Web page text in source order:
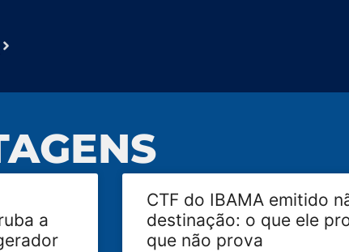
a
CTF do IBAMA emitido
destinação: o que ele
que não prova